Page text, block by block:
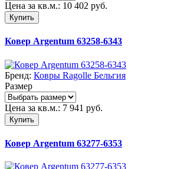
Цена за кв.м.: 10 402 руб.
Купить
Ковер Argentum 63258-6343
Бренд: Ковры Ragolle Бельгия
Размер
Цена за кв.м.: 7 941 руб.
Купить
Ковер Argentum 63277-6353